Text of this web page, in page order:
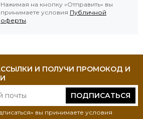
Нажимая на кнопку «Отправить» вы
принимаете условия Публичной
оферты.
И ПОЛУЧИ ПРОМОКОД И
ПОДПИСАТЬСЯ
вы принимаете условия